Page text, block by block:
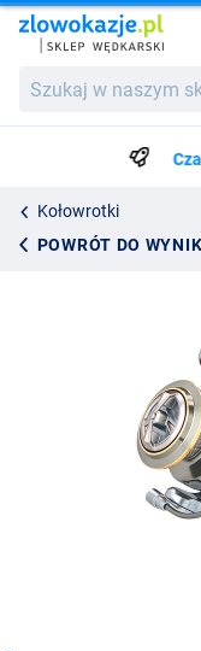
w
wędkarskim...Czas
Kołowrotki
POWRÓT DO